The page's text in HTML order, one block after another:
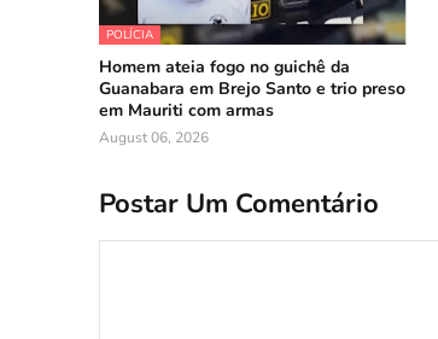
POLÍCIA
Homem ateia fogo no guichê da
Guanabara em Brejo Santo e trio preso
em Mauriti com armas
August 06, 2026
Postar Um Comentário